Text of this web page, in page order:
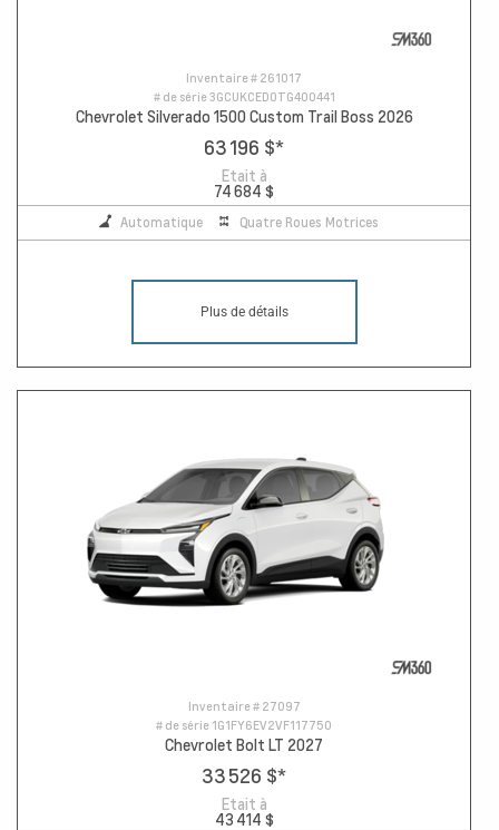
Inventaire # 261017
# de série3GCUKCED0TG400441
Chevrolet Silverado 1500 Custom Trail Boss 2026
63 196 $*
Etait à
74 684 $
Automatique Quatre Roues Motrices
Plus de détails
Inventaire # 27097
# de série 1G1FY6EV2VF117750
Chevrolet Bolt LT 2027
33 526 $*
Etait à
43 414 $